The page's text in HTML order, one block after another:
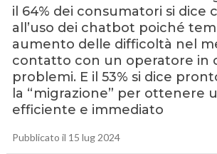
il 64% dei consumatori si dice
all’uso dei chatbot poiché
aumento delle difficoltà nel
contatto con un operatore in
problemi. E il 53% si dice
la “migrazione” per ottenere
efficiente e immediato
Pubblicato il 15 lug 2024